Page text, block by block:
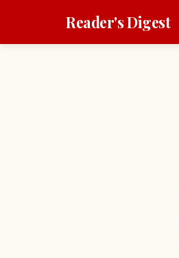
Reader's Digest